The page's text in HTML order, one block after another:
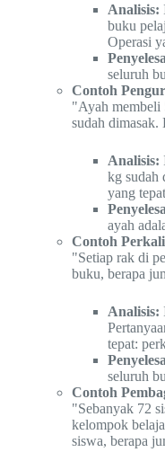
Analisis:
buku
Operasi
seluruh
Contoh
"Ayah membeli
sudah dimasak.
Analisis:
kg sudah
yang
ayah
Contoh
"Setiap rak di
buku, berapa
Analisis:
tepat:
seluruh
Contoh
"Sebanyak 72
kelompok
siswa, berapa